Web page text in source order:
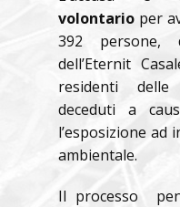
volontario per
392 persone,
dell’Eternit
residenti
deceduti a
l’esposizione ad
ambientale.
Il processo